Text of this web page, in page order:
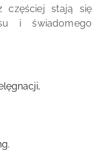
częściej stają się
i świadomego